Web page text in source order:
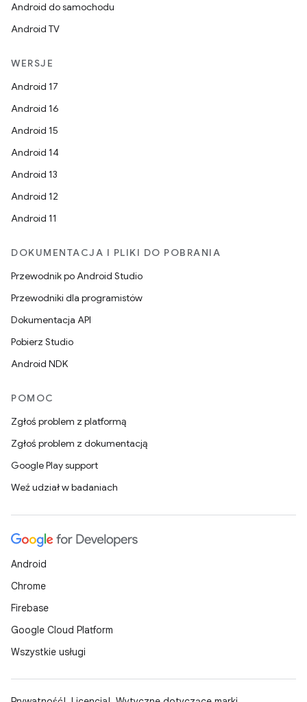
Android do samochodu
Android TV
WERSJE
Android 17
Android 16
Android 15
Android 14
Android 13
Android 12
Android 11
DOKUMENTACJA I PLIKI DO POBRANIA
Przewodnik po Android Studio
Przewodniki dla programistów
Dokumentacja API
Pobierz Studio
Android NDK
POMOC
Zgłoś problem z platformą
Zgłoś problem z dokumentacją
Google Play support
Weź udział w badaniach
Android
Chrome
Firebase
Google Cloud Platform
Wszystkie usługi